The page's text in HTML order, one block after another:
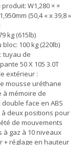
W1,280 × ×
(50,4 « x 39,8 »
kg (615lb)
100 kg (220lb)
tuyau de
50 X 105 3.0T
extérieur :
mousse uréthane
à mémoire de
face en ABS
à deux positions pour
de mouvements
à gaz à 10 niveaux
+ réglage en hauteur